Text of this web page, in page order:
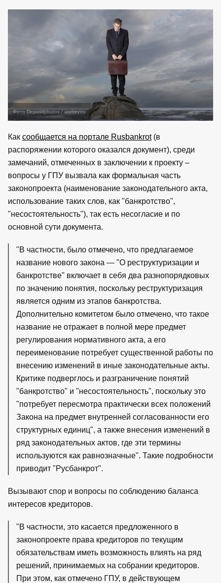
Фото Depositphotos / andreyuu
Как сообщается на портале Rusbankrot(в
распоряжении которого оказался документ), среди
замечаний, отмеченных в заключении к проекту –
вопросы у ГПУ вызвала как формальная часть
законопроекта (наименование законодательного акта,
использование таких слов, как "банкротство",
"несостоятельность"), так есть несогласие и по
основной сути документа.
"В частности, было отмечено, что предлагаемое
название нового закона — "О реструктуризации и
банкротстве" включает в себя два разнопорядковых
по значению понятия, поскольку реструктуризация
является одним из этапов банкротства.
Дополнительно комитетом было отмечено, что такое
название не отражает в полной мере предмет
регулирования нормативного акта, а его
переименование потребует существенной работы по
внесению изменений в иные законодательные акты.
Критике подверглось и разграничение понятий
"банкротство" и "несостоятельность", поскольку это
"потребует пересмотра практически всех положений
Закона на предмет внутренней согласованности его
структурных единиц", а также внесения изменений в
ряд законодательных актов, где эти термины
используются как равнозначные". Такие подробности
приводит "Русбанкрот".
Вызывают спор и вопросы по соблюдению баланса
интересов кредиторов.
"В частности, это касается предложенного в
законопроекте права кредиторов по текущим
обязательствам иметь возможность влиять на ряд
решений, принимаемых на собрании кредиторов.
При этом, как отмечено ГПУ, в действующем